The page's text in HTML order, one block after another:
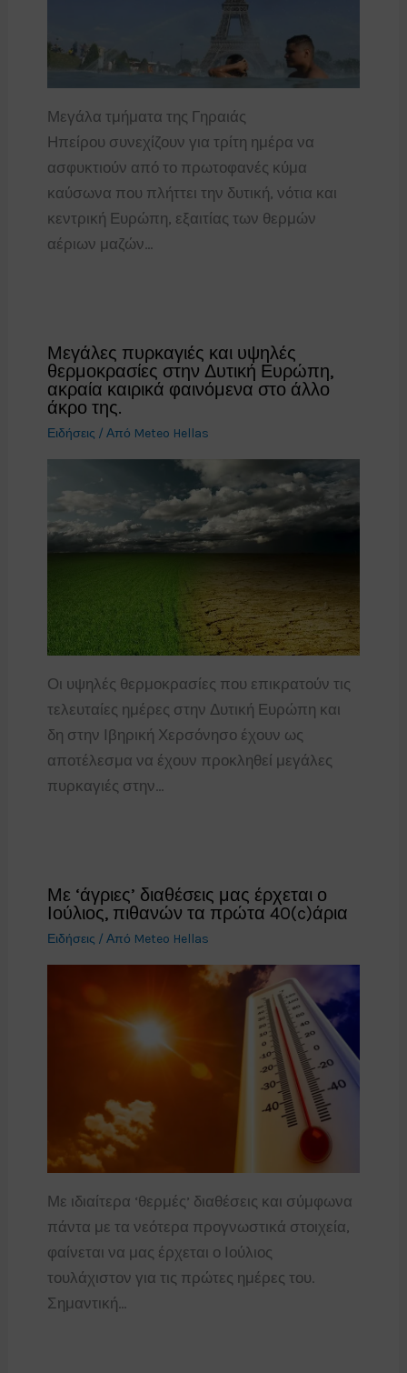
Μεγάλα τμήματα της Γηραιάς
Ηπείρου συνεχίζουν για τρίτη ημέρα να
ασφυκτιούν από το πρωτοφανές κύμα
καύσωνα που πλήττει την δυτική, νότια και
κεντρική Ευρώπη, εξαιτίας των θερμών
αέριων μαζών…
Μεγάλες πυρκαγιές και υψηλές
θερμοκρασίες στην Δυτική Ευρώπη,
ακραία καιρικά φαινόμενα στο άλλο
άκρο της.
Ειδήσεις / Από Meteo Hellas
Οι υψηλές θερμοκρασίες που επικρατούν τις
τελευταίες ημέρες στην Δυτική Ευρώπη και
δη στην Ιβηρική Χερσόνησο έχουν ως
αποτέλεσμα να έχουν προκληθεί μεγάλες
πυρκαγιές στην…
Με ‘άγριες’ διαθέσεις μας έρχεται ο
Ιούλιος, πιθανών τα πρώτα 40(c)άρια
Ειδήσεις / Από Meteo Hellas
Με ιδιαίτερα ‘θερμές’ διαθέσεις και σύμφωνα
πάντα με τα νεότερα προγνωστικά στοιχεία,
φαίνεται να μας έρχεται ο Ιούλιος
τουλάχιστον για τις πρώτες ημέρες του.
Σημαντική…